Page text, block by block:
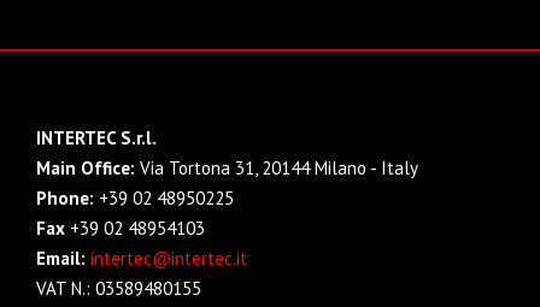
INTERTEC S.r.l.
Main Office: Via Tortona 31, 20144 Milano - Italy
Phone: +39 02 48950225
Fax +39 02 48954103
Email: intertec@intertec.it
VAT N.: 03589480155